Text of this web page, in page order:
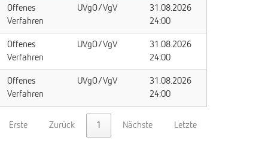
Offenes
Verfahren
UVgO/VgV
31.08.2026
24:00
Offenes
Verfahren
UVgO/VgV
31.08.2026
24:00
Offenes
Verfahren
UVgO/VgV
31.08.2026
24:00
Erste Zurück 1 Nächste Letzte